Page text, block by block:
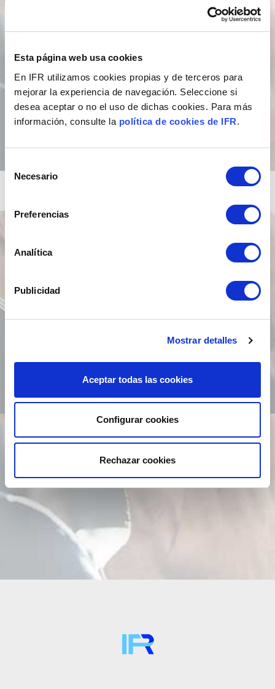
Esta página web usa cookies
En IFR utilizamos cookies propias y de terceros para
mejorar la experiencia de navegación. Seleccione si
desea aceptar o no el uso de dichas cookies. Para más
información, consulte la política de cookies de IFR.
Necesario
Preferencias
Analítica
Publicidad
Mostrar detalles
Aceptar todas las cookies
Configurar cookies
Rechazar cookies
Solicite demo de nuestras
soluciones Microsoft
Dynamics